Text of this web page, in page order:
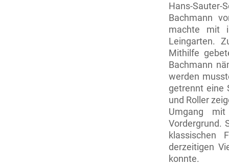
Hans-
Bachmann
machte mit
Leingarten.
Mithilfe
Bachmann
werden
getrennt eine
und Roller
Umgang
Vordergrund.
klassischen
derzeitigen
konnte.